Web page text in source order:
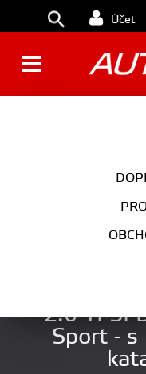
Účet
AUTOKOSMETIKA
1. odlitý díl
2.0 TFSI
Sport - s